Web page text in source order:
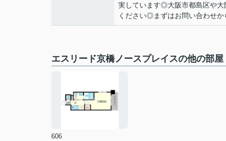
実しています◎大阪市都島区や大
ください◎まずはお問い合わせ
エスリード京橋ノースプレイスの他の部屋
606